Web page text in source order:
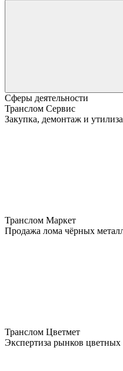
Сферы деятельности
Транслом Сервис
Закупка, демонтаж и
Транслом Маркет
Продажа лома чёрных
Транслом Цветмет
Экспертиза рынков цветных